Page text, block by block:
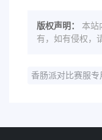
版权声明：
本站
有，如有侵权，
香肠派对比赛服专